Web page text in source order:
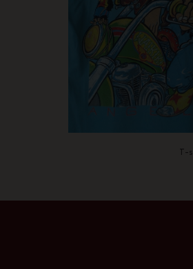
T-